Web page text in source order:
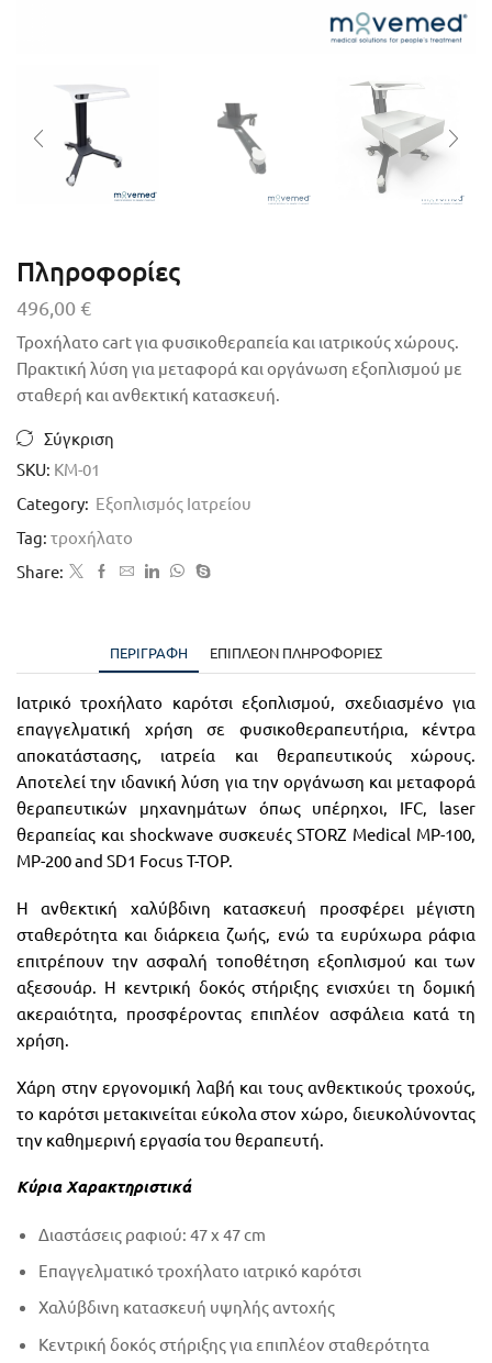
Πληροφορίες
496,00 €
Τροχήλατο cart για φυσικοθεραπεία και ιατρικούς χώρους.
Πρακτική λύση για μεταφορά και οργάνωση εξοπλισμού με
σταθερή και ανθεκτική κατασκευή.
Σύγκριση
SKU: KM-01
Category: Εξοπλισμός Ιατρείου
Tag: τροχήλατο
Share:
ΠΕΡΙΓΡΑΦΉ ΕΠΙΠΛΈΟΝ ΠΛΗΡΟΦΟΡΊΕΣ
Ιατρικό τροχήλατο καρότσι εξοπλισμού, σχεδιασμένο για
επαγγελματική χρήση σε φυσικοθεραπευτήρια, κέντρα
αποκατάστασης, ιατρεία και θεραπευτικούς χώρους.
Αποτελεί την ιδανική λύση για την οργάνωση και μεταφορά
θεραπευτικών μηχανημάτων όπως υπέρηχοι, IFC, laser
θεραπείας και shockwave συσκευές STORZ Medical MP-100,
MP-200 and SD1 Focus T-TOP.
Η ανθεκτική χαλύβδινη κατασκευή προσφέρει μέγιστη
σταθερότητα και διάρκεια ζωής, ενώ τα ευρύχωρα ράφια
επιτρέπουν την ασφαλή τοποθέτηση εξοπλισμού και των
αξεσουάρ. Η κεντρική δοκός στήριξης ενισχύει τη δομική
ακεραιότητα, προσφέροντας επιπλέον ασφάλεια κατά τη
χρήση.
Χάρη στην εργονομική λαβή και τους ανθεκτικούς τροχούς,
το καρότσι μετακινείται εύκολα στον χώρο, διευκολύνοντας
την καθημερινή εργασία του θεραπευτή.
Κύρια Χαρακτηριστικά
Διαστάσεις ραφιού: 47 x 47 cm
Επαγγελματικό τροχήλατο ιατρικό καρότσι
Χαλύβδινη κατασκευή υψηλής αντοχής
Κεντρική δοκός στήριξης για επιπλέον σταθερότητα